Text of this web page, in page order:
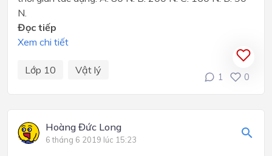
N.
Đọc tiếp
Xem chi tiết
Lớp 10 Vật lý
1 0
Hoàng Đức Long
6 tháng 6 2019 lúc 15:23